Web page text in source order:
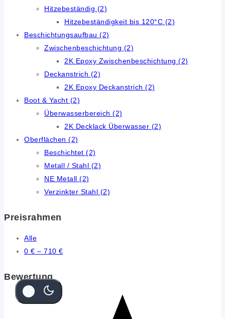
Hitzebeständig (2)
Hitzebeständigkeit bis 120°C (2)
Beschichtungsaufbau (2)
Zwischenbeschichtung (2)
2K Epoxy Zwischenbeschichtung (2)
Deckanstrich (2)
2K Epoxy Deckanstrich (2)
Boot & Yacht (2)
Überwasserbereich (2)
2K Decklack Überwasser (2)
Oberflächen (2)
Beschichtet (2)
Metall / Stahl (2)
NE Metall (2)
Verzinkter Stahl (2)
Preisrahmen
Alle
0 € – 710 €
Bewertung